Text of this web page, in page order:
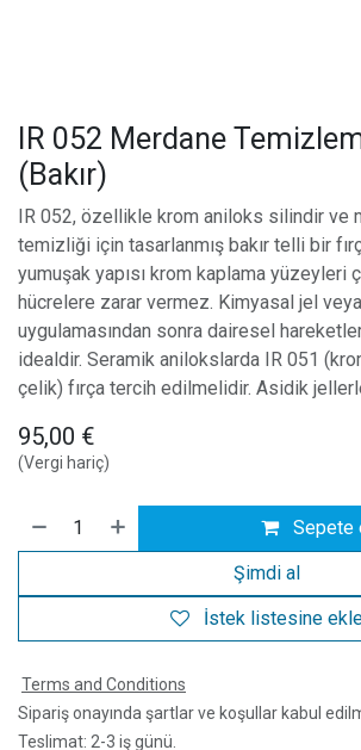
IR 052 Merdane
(Bakır)
IR 052, özellikle krom aniloks silindir ve
temizliği için tasarlanmış bakır telli bir
yumuşak yapısı krom kaplama yüzeyleri
hücrelere zarar vermez. Kimyasal jel
uygulamasından sonra dairesel
idealdir. Seramik anilokslarda IR 051
çelik) fırça tercih edilmelidir. Asidik
95,00 €
(Vergi hariç)
Sepete
Şimdi al
İstek listesine
Terms and Conditions
Sipariş onayında şartlar ve koşullar kabul
Teslimat: 2-3 iş günü.